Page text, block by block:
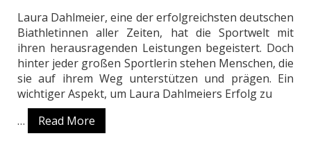
Laura Dahlmeier, eine der erfolgreichsten deutschen
Biathletinnen aller Zeiten, hat die Sportwelt mit
ihren herausragenden Leistungen begeistert. Doch
hinter jeder großen Sportlerin stehen Menschen, die
sie auf ihrem Weg unterstützen und prägen. Ein
wichtiger Aspekt, um Laura Dahlmeiers Erfolg zu
…
Read More